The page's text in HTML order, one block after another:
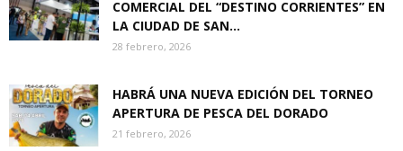
COMERCIAL DEL “DESTINO CORRIENTES” EN
LA CIUDAD DE SAN...
28 febrero, 2026
HABRÁ UNA NUEVA EDICIÓN DEL TORNEO
APERTURA DE PESCA DEL DORADO
21 febrero, 2026